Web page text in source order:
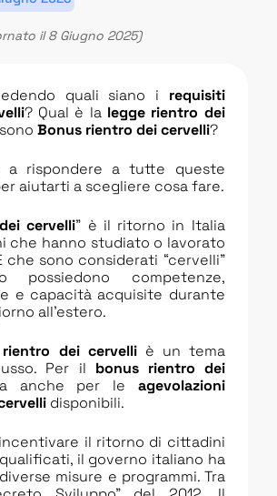
il 8 Giugno 2025)
quali siano i requisiti
? Qual è la legge rientro dei
Bonus rientro dei cervelli?
a rispondere a tutte queste
aiutarti a scegliere cosa fare.
cervelli” è il ritorno in Italia
che hanno studiato o lavorato
che sono considerati “cervelli”
possiedono competenze,
e capacità acquisite durante
all’estero.
rientro dei cervelliè un tema
Per il bonus rientro dei
anche per le agevolazioni
disponibili.
il ritorno di cittadini
il governo italiano ha
misure e programmi. Tra